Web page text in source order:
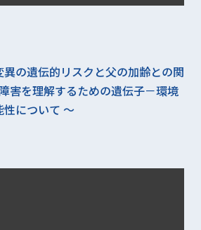
の遺伝的リスクと父の加齢との関
害を理解するための遺伝子－環境
について 〜